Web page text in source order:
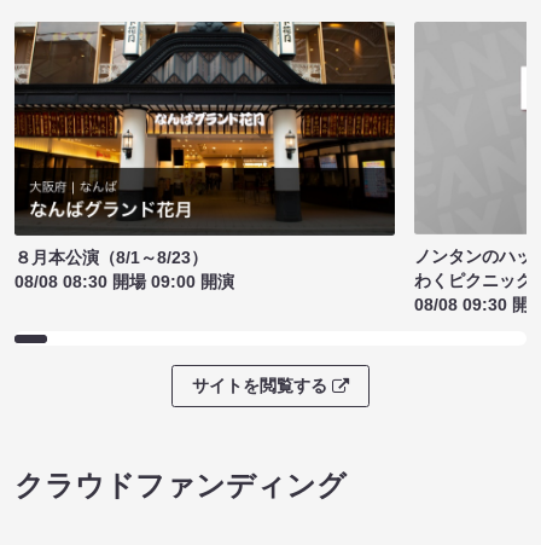
８月本公演（8/1～8/23）
08/08 08:30 開場 09:00 開演
ノンタンのハッ
わくピクニック
08/08 09:30 開
サイトを閲覧する
クラウドファンディング